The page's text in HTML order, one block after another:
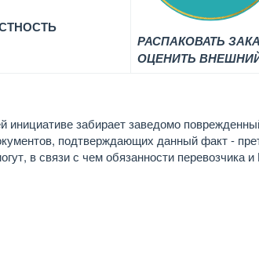
РАСПАКОВАТЬ
ОЦЕНИТЬ
инициативе забирает заведомо
подтверждающих данный факт -
в связи с чем обязанности перевозчика